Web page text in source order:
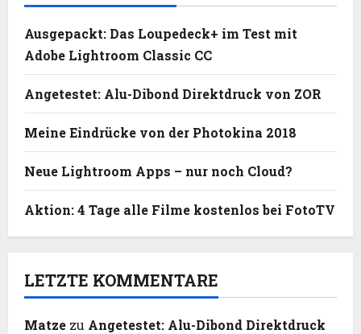
Ausgepackt: Das Loupedeck+ im Test mit
Adobe Lightroom Classic CC
Angetestet: Alu-Dibond Direktdruck von ZOR
Meine Eindrücke von der Photokina 2018
Neue Lightroom Apps – nur noch Cloud?
Aktion: 4 Tage alle Filme kostenlos bei FotoTV
LETZTE KOMMENTARE
Matze zu Angetestet: Alu-Dibond Direktdruck